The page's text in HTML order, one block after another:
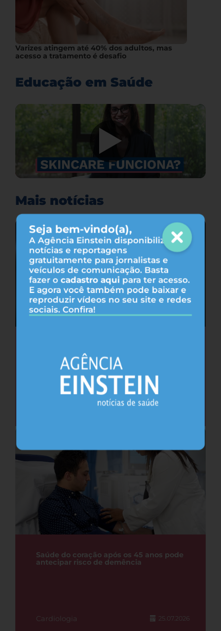
Seja bem-vindo(a),
A Agência Einstein disponibiliza
notícias e reportagens
gratuitamente para jornalistas e
veículos de comunicação. Basta
fazer o cadastro aqui para ter acesso.
E agora você também pode baixar e
reproduzir vídeos no seu site e redes
sociais. Confira!
Varizes atingem até 40% dos adultos, mas
acesso a tratamento é desafio
Educação em Saúde
Mais notícias
privação do sono, sugere estudo
Saúde do coração após os 45 anos pode
antecipar risco de demência
Cardiologia 25.07.2026